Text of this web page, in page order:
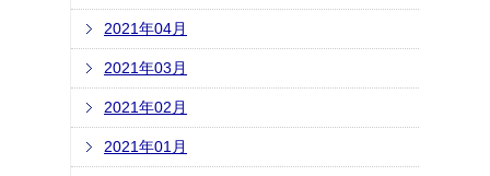
2021年04月
2021年03月
2021年02月
2021年01月